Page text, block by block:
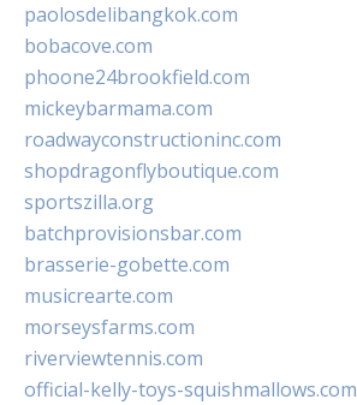
paolosdelibangkok.com
bobacove.com
phoone24brookfield.com
mickeybarmama.com
roadwayconstructioninc.com
shopdragonflyboutique.com
sportszilla.org
batchprovisionsbar.com
brasserie-gobette.com
musicrearte.com
morseysfarms.com
riverviewtennis.com
official-kelly-toys-squishmallows.com